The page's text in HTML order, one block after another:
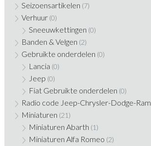
Seizoensartikelen (7)
Verhuur (0)
Sneeuwkettingen (0)
Banden & Velgen (2)
Gebruikte onderdelen (0)
Lancia (0)
Jeep (0)
Fiat Gebruikte onderdelen (0)
Radio code Jeep-Chrysler-Dodge-Ram
Miniaturen (21)
Miniaturen Abarth (1)
Miniaturen Alfa Romeo (2)